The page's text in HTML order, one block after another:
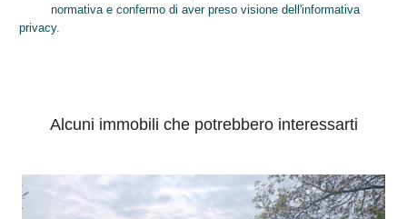
normativa e confermo di aver preso visione dell'informativa
privacy.